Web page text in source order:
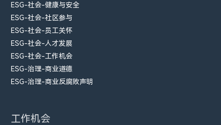
ESG-社会-健康与安全
ESG-社会-社区参与
ESG-社会-员工关怀
ESG-社会-人才发展
ESG-社会-工作机会
ESG-治理-商业道德
ESG-治理-商业反腐败声明
工作机会